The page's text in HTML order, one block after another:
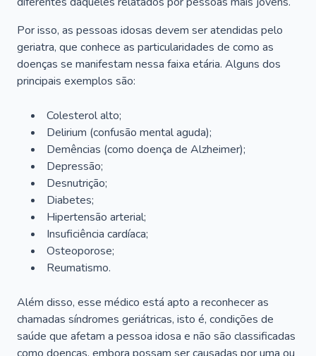
Por isso, as pessoas idosas devem ser atendidas pelo
geriatra, que conhece as particularidades de como as
doenças se manifestam nessa faixa etária. Alguns dos
principais exemplos são:
Colesterol alto;
Delirium (confusão mental aguda);
Demências (como doença de Alzheimer);
Depressão;
Desnutrição;
Diabetes;
Hipertensão arterial;
Insuficiência cardíaca;
Osteoporose;
Reumatismo.
Além disso, esse médico está apto a reconhecer as
chamadas síndromes geriátricas, isto é, condições de
saúde que afetam a pessoa idosa e não são classificadas